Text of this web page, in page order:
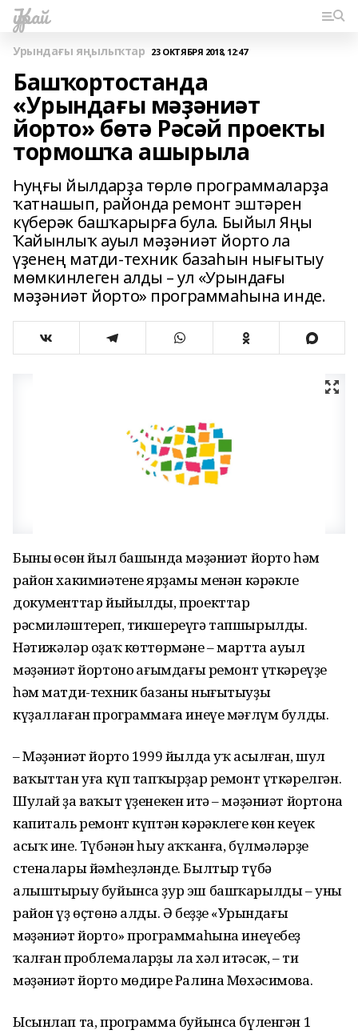
Ҡурай
Урындағы яңылыҡтар 23 ОКТЯБРЯ 2018, 12:47
Башҡортостанда
«Урындағы мәҙәниәт
йорто» бөтә Рәсәй проекты
тормошҡа ашырыла
Һуңғы йылдарҙа төрлө программаларҙа
ҡатнашып, районда ремонт эштәрен
күберәк башҡарырға була. Быйыл Яңы
Ҡайынлыҡ ауыл мәҙәниәт йорто ла
үҙенең матди-техник базаһын нығытыу
мөмкинлеген алды – ул «Урындағы
мәҙәниәт йорто» программаһына инде.
Бының өсөн йыл башында мәҙәниәт йорто һәм
район хакимиәтенең ярҙамы менән кәрәкле
документтар йыйылды, проекттар
рәсмиләштереп, тикшереүгә тапшырылды.
Нәтижәләр оҙаҡ көттөрмәне – мартта ауыл
мәҙәниәт йортоноң ағымдағы ремонт үткәреүҙе
һәм матди-техник базаны нығытыуҙы
күҙаллаған программаға инеүе мәғлүм булды.
– Мәҙәниәт йорто 1999 йылда уҡ асылған, шул
ваҡыттан уға күп тапҡырҙар ремонт үткәрелгән.
Шулай ҙа ваҡыт үҙенекен итә – мәҙәниәт йортона
капиталь ремонт күптән кәрәклеге көн кеүек
асыҡ ине. Түбәнән һыу аҡҡанға, бүлмәләрҙең
стеналары йәмһеҙләнде. Былтыр түбә
алыштырыу буйынса ҙур эш башҡарылды – уны
район үҙ өҫтөнә алды. Ә беҙҙең «Урындағы
мәҙәниәт йорто» программаһына инеүебеҙ
ҡалған проблемаларҙы ла хәл итәсәк, – ти
мәҙәниәт йорто мөдире Ралина Мөхәсимова.
Ысынлап та, программа буйынса бүленгән 1